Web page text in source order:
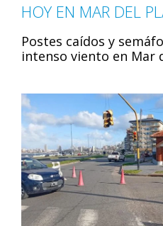
HOY EN MAR DEL
Postes caídos y
intenso viento en Mar